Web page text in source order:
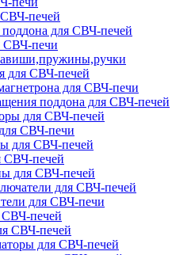
печей
поддона для СВЧ-печей
СВЧ-печи
для СВЧ-печей
для СВЧ-печи
поддона для СВЧ-печей
для СВЧ-печей
СВЧ-печи
для СВЧ-печей
СВЧ-печей
для СВЧ-печей
для СВЧ-печей
для СВЧ-печи
печей
СВЧ-печей
для СВЧ-печей